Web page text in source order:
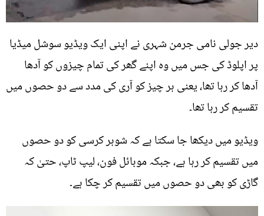
دیر جولی نامی جرمن شہری نے اپنی ایک ویڈیو سوشل میڈیا
پر اپلوڈ کی جس میں وہ اپنے گھر کی تمام چیزوں کو آدھا
آدھا کر رہا تھا، یعنی ہر چیز کو آری کی مدد سے دو حصوں میں
تقسیم کر رہا تھا۔
ویڈیو میں دیکھا جا سکتا ہے کہ شوہر کرسی کو دو حصوں
میں تقسیم کر رہا ہے، جبکہ موبائل فون، لیپ ٹاپ، حتیٰ کہ
گاڑی کو بھی دو حصوں میں تقسیم کر چکا ہے۔